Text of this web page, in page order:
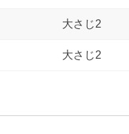
大さじ2
大さじ2